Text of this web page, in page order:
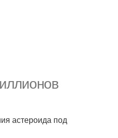
астероида под